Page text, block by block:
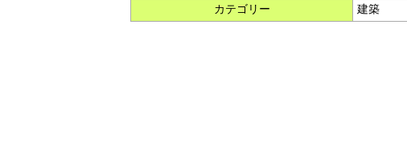
カテゴリー
建築